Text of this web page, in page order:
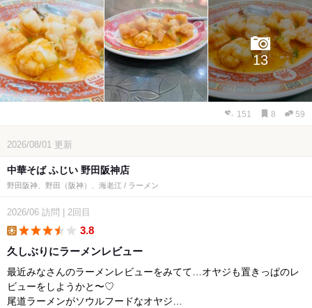
13
151 8 59
2026/08/01 更新
中華そば ふじい 野田阪神店
野田阪神、野田（阪神）、海老江 / ラーメン
2026/06 訪問 2回目
3.8
久しぶりにラーメンレビュー
最近みなさんのラーメンレビューをみてて…オヤジも置きっぱのレ
ビューをしようかと〜♡
尾道ラーメンがソウルフードなオヤジ…